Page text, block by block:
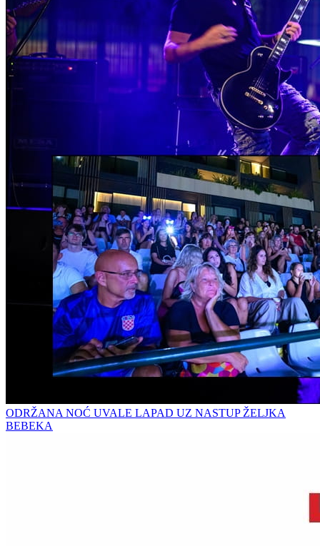
ODRŽANA NOĆ UVALE LAPAD UZ NASTUP ŽELJKA
BEBEKA